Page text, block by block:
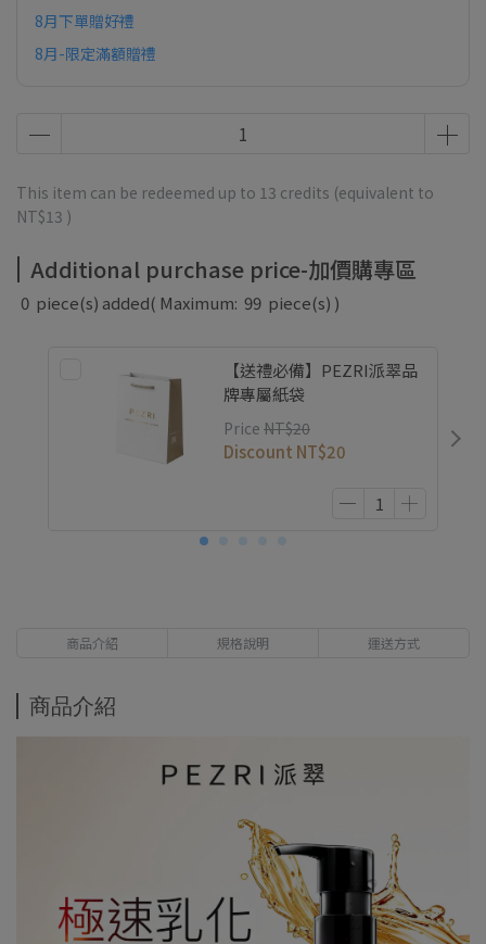
8月下單贈好禮
8月-限定滿額贈禮
This item can be redeemed up to 13 credits (equivalent to
NT$13 )
Additional purchase price-加價購專區
0 piece(s) added( Maximum: 99 piece(s) )
【送禮必備】PEZRI派翠品
牌專屬紙袋
Price NT$20
Discount NT$20
商品介紹 規格說明 運送方式
商品介紹